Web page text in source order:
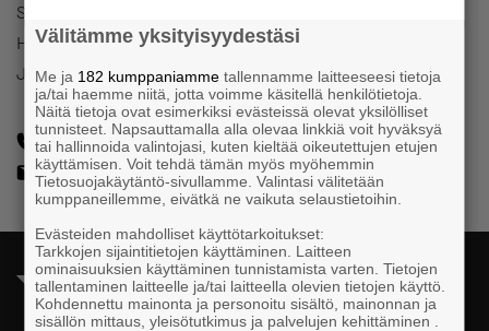
Sauvon Yrittäjät
Hallitus
Jäsen
+358400920829
leo.silfver@k-market.com
Välitämme yksityisyydestäsi
Me ja 182 kumppaniamme tallennamme laitteeseesi tietoja
ja/tai haemme niitä, jotta voimme käsitellä henkilötietoja.
Näitä tietoja ovat esimerkiksi evästeissä olevat yksilölliset
tunnisteet. Napsauttamalla alla olevaa linkkiä voit hyväksyä
tai hallinnoida valintojasi, kuten kieltää oikeutettujen etujen
käyttämisen. Voit tehdä tämän myös myöhemmin
Tietosuojakäytäntö-sivullamme. Valintasi välitetään
kumppaneillemme, eivätkä ne vaikuta selaustietoihin.
Evästeiden mahdolliset käyttötarkoitukset:
Tarkkojen sijaintitietojen käyttäminen. Laitteen
ominaisuuksien käyttäminen tunnistamista varten. Tietojen
tallentaminen laitteelle ja/tai laitteella olevien tietojen käyttö.
Kohdennettu mainonta ja personoitu sisältö, mainonnan ja
sisällön mittaus, yleisötutkimus ja palvelujen kehittäminen .